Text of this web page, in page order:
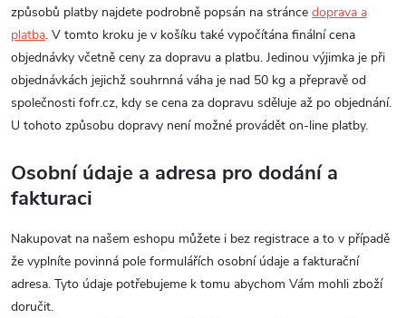
způsobů platby najdete podrobně popsán na stránce doprava a
platba. V tomto kroku je v košíku také vypočítána finální cena
objednávky včetně ceny za dopravu a platbu. Jedinou výjimka je při
objednávkách jejichž souhrnná váha je nad 50 kg a přepravě od
společnosti fofr.cz, kdy se cena za dopravu sděluje až po objednání.
U tohoto způsobu dopravy není možné provádět on-line platby.
Osobní údaje a adresa pro dodání a
fakturaci
Nakupovat na našem eshopu můžete i bez registrace a to v případě
že vyplníte povinná pole formulářích osobní údaje a fakturační
adresa. Tyto údaje potřebujeme k tomu abychom Vám mohli zboží
doručit.